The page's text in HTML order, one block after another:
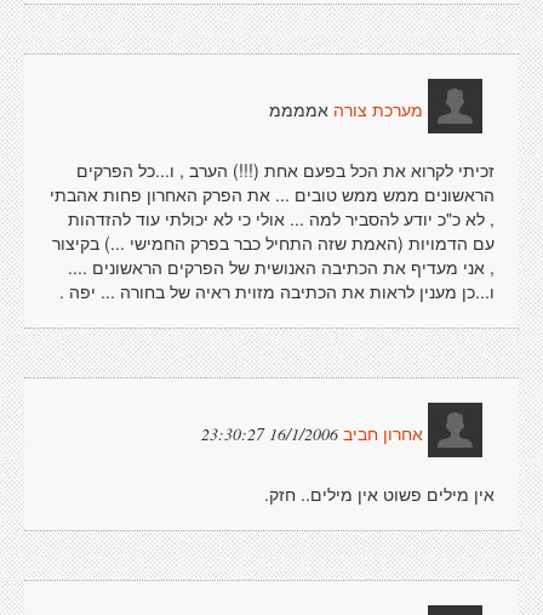
מערכת צורה אממממ
זכיתי לקרוא את הכל בפעם אחת (!!!) הערב , ו...כל הפרקים
הראשונים ממש ממש טובים ... את הפרק האחרון פחות אהבתי
, לא כ"כ יודע להסביר למה ... אולי כי לא יכולתי עוד להזדהות
עם הדמויות (האמת שזה התחיל כבר בפרק החמישי ...) בקיצור
, אני מעדיף את הכתיבה האנושית של הפרקים הראשונים ....
ו...כן מענין לראות את הכתיבה מזוית ראיה של בחורה ... יפה .
אחרון חביב 16/1/2006 23:30:27
אין מילים פשוט אין מילים.. חזק.